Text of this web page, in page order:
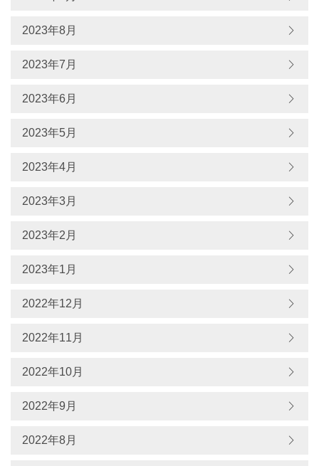
2023年8月
2023年7月
2023年6月
2023年5月
2023年4月
2023年3月
2023年2月
2023年1月
2022年12月
2022年11月
2022年10月
2022年9月
2022年8月